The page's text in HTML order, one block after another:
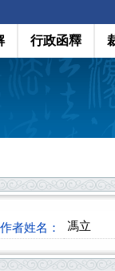
行政函釋
作者姓名： 馮立